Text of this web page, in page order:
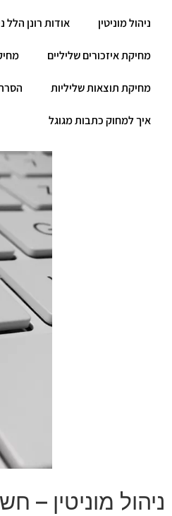
ניהול מוניטין אודות רונן הלל
מחיקת איזכורים שליליים
מחיקת תוצאות שליליות
איך למחוק כתבות מגוגל
ניהול מוניטין –